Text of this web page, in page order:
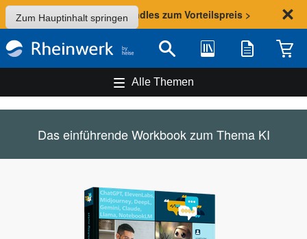
Zum Hauptinhalt springen
Sommer-Aktion: Bundles zum Vorteilspreis >
Suche Bibliothek Merkliste
Alle Themen
Das einführende Workbook zum Thema KI